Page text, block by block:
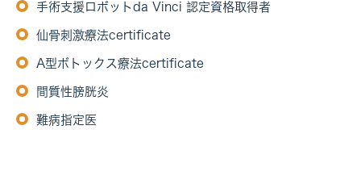
手術支援ロボットda Vinci 認定資格取得者
仙骨刺激療法certificate
A型ボトックス療法certificate
間質性膀胱炎
難病指定医